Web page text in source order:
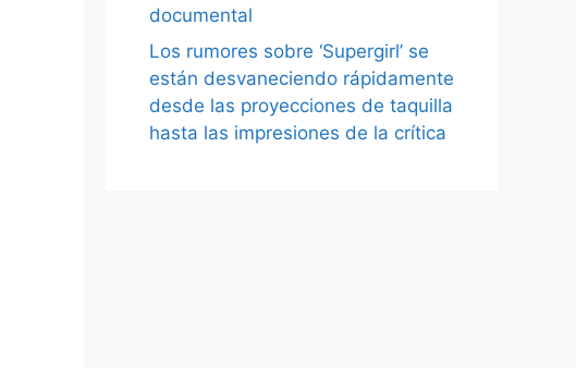
documental
Los rumores sobre ‘Supergirl’ se
están desvaneciendo rápidamente
desde las proyecciones de taquilla
hasta las impresiones de la crítica